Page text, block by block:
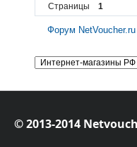
Страницы
1
Форум NetVoucher.ru
© 2013-2014